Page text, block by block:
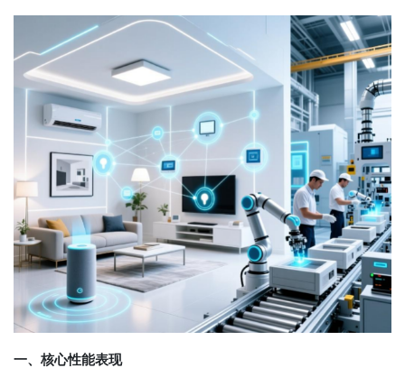
一、核心性能表现